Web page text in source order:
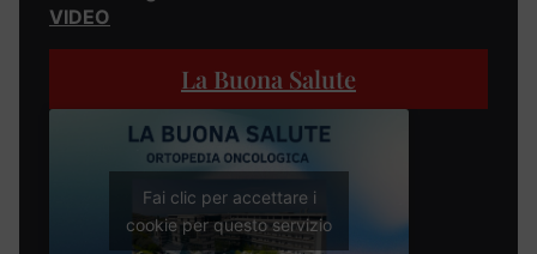
VIDEO
La Buona Salute
Fai clic per accettare i
cookie per questo servizio